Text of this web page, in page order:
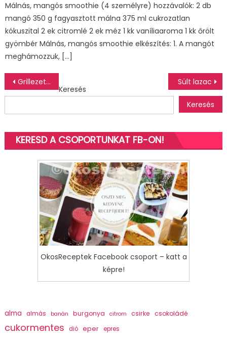
Málnás, mangós smoothie (4 személyre) hozzávalók: 2 db
mangó 350 g fagyasztott málna 375 ml cukrozatlan
kókuszital 2 ek citromlé 2 ek méz 1 kk vaníliaaroma 1 kk őrölt
gyömbér Málnás, mangós smoothie elkészítés: 1. A mangót
meghámozzuk, […]
Bejegyzés
navigáció
Grillezett csirke quinoa salátával – recept Sült lazac
Keresés
Keresés
KERESD A CSOPORTUNKAT FB-ON!
OkosReceptek Facebook csoport – katt a
képre!
alma almás banán burgonya citrom csirke csokoládé
cukormentes dió eper epres